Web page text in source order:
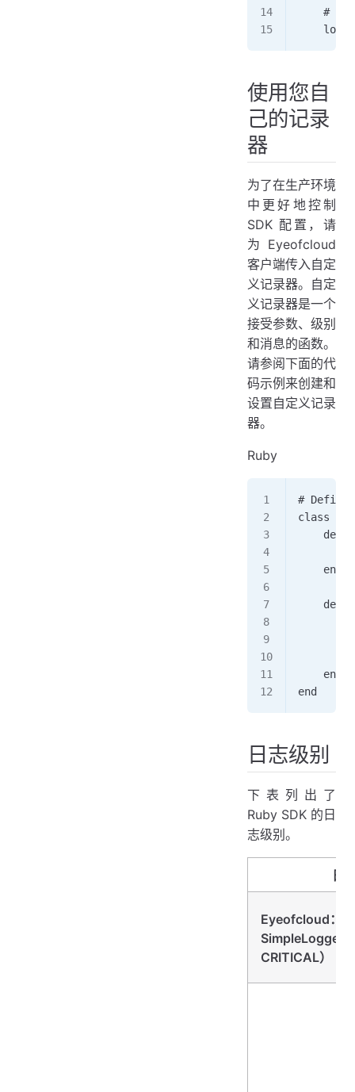
#
使用您自
己的记录
器
为了在生产环境
中更好地控制
SDK 配置，请
为 Eyeofcloud
客户端传入自定
义记录器。自定
义记录器是一个
接受参数、级别
和消息的函数。
请参阅下面的代
码示例来创建和
设置自定义记录
器。
Ruby
# Define
class
def
def
    end
end
日志级别
下表列出了
Ruby SDK 的日
志级别。
日
Eyeofcloud：：
CRITICAL）